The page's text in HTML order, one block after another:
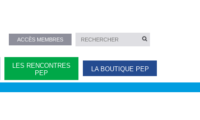
ACCÈS MEMBRES
LES RENCONTRES
PEP
LA BOUTIQUE PEP